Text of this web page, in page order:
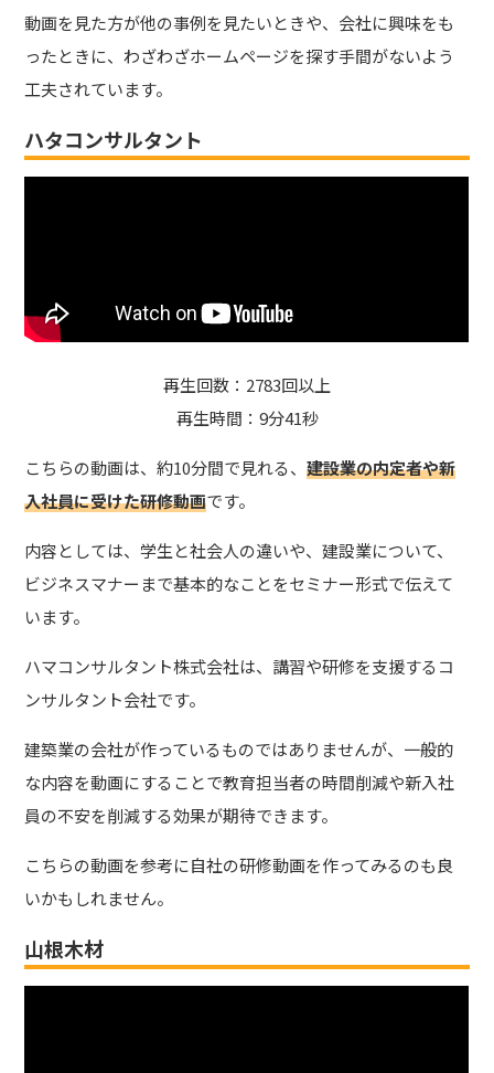
動画を見た方が他の事例を見たいときや、会社に興味をも
ったときに、わざわざホームページを探す手間がないよう
工夫されています。
ハタコンサルタント
再生回数：2783回以上
再生時間：9分41秒
こちらの動画は、約10分間で見れる、建設業の内定者や新
入社員に受けた研修動画です。
内容としては、学生と社会人の違いや、建設業について、
ビジネスマナーまで基本的なことをセミナー形式で伝えて
います。
ハマコンサルタント株式会社は、講習や研修を支援するコ
ンサルタント会社です。
建築業の会社が作っているものではありませんが、一般的
な内容を動画にすることで教育担当者の時間削減や新入社
員の不安を削減する効果が期待できます。
こちらの動画を参考に自社の研修動画を作ってみるのも良
いかもしれません。
山根木材